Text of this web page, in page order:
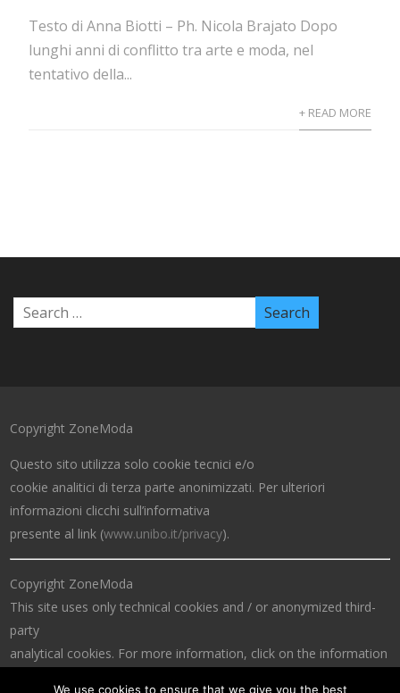
Testo di Anna Biotti – Ph. Nicola Brajato Dopo
lunghi anni di conflitto tra arte e moda, nel
tentativo della...
+ READ MORE
Copyright ZoneModa
Questo sito utilizza solo cookie tecnici e/o
cookie analitici di terza parte anonimizzati. Per ulteriori
informazioni clicchi sull’informativa
presente al link (www.unibo.it/privacy).
Copyright ZoneModa
This site uses only technical cookies and / or anonymized third-
party
analytical cookies. For more information, click on the information
We use cookies to ensure that we give you the best